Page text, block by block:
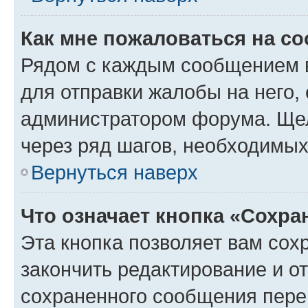
Как мне пожаловаться на
Рядом с каждым сообщением
для отправки жалобы на
администратором форума.
через ряд шагов,
Вернуться наверх
Что означает кнопка
Эта кнопка позволяет вам
закончить редактирование и
сохраненного сообщения